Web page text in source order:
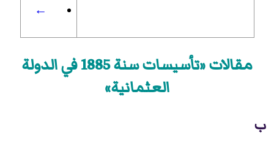
←
مقالات «تأسيسات سنة 1885 في الدولة
العثمانية»
ب